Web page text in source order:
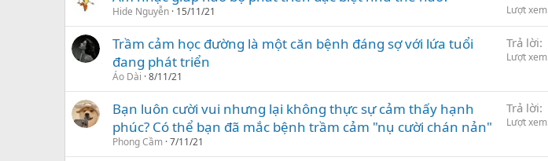
Hide Nguyễn 15/11/21 Lượt xem
Trầm cảm học đường là một căn bệnh đáng sợ với lứa tuổi
đang phát triển
Áo Dài 8/11/21
Trả lời
Lượt xem
Bạn luôn cười vui nhưng lại không thực sự cảm thấy hạnh
phúc? Có thể bạn đã mắc bệnh trầm cảm "nụ cười chán nản"
Phong Cầm 7/11/21
Trả lời
Lượt xem